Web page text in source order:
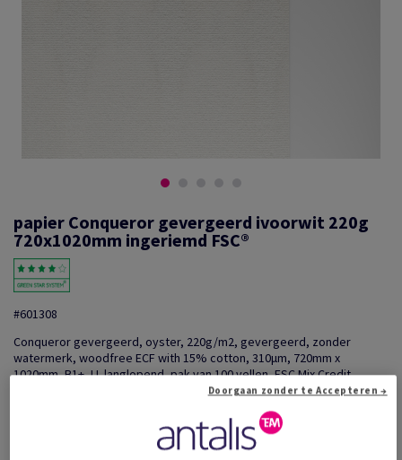
papier Conqueror gevergeerd ivoorwit 220g
720x1020mm ingeriemd FSC®
#601308
Conqueror gevergeerd, oyster, 220g/m2, gevergeerd, zonder
watermerk, woodfree ECF with 15% cotton, 310µm, 720mm x
1020mm, B1+, LL langlopend, pak van 100 vellen, FSC Mix Credit
Delen via e-mail
Doorgaan zonder te Accepteren →